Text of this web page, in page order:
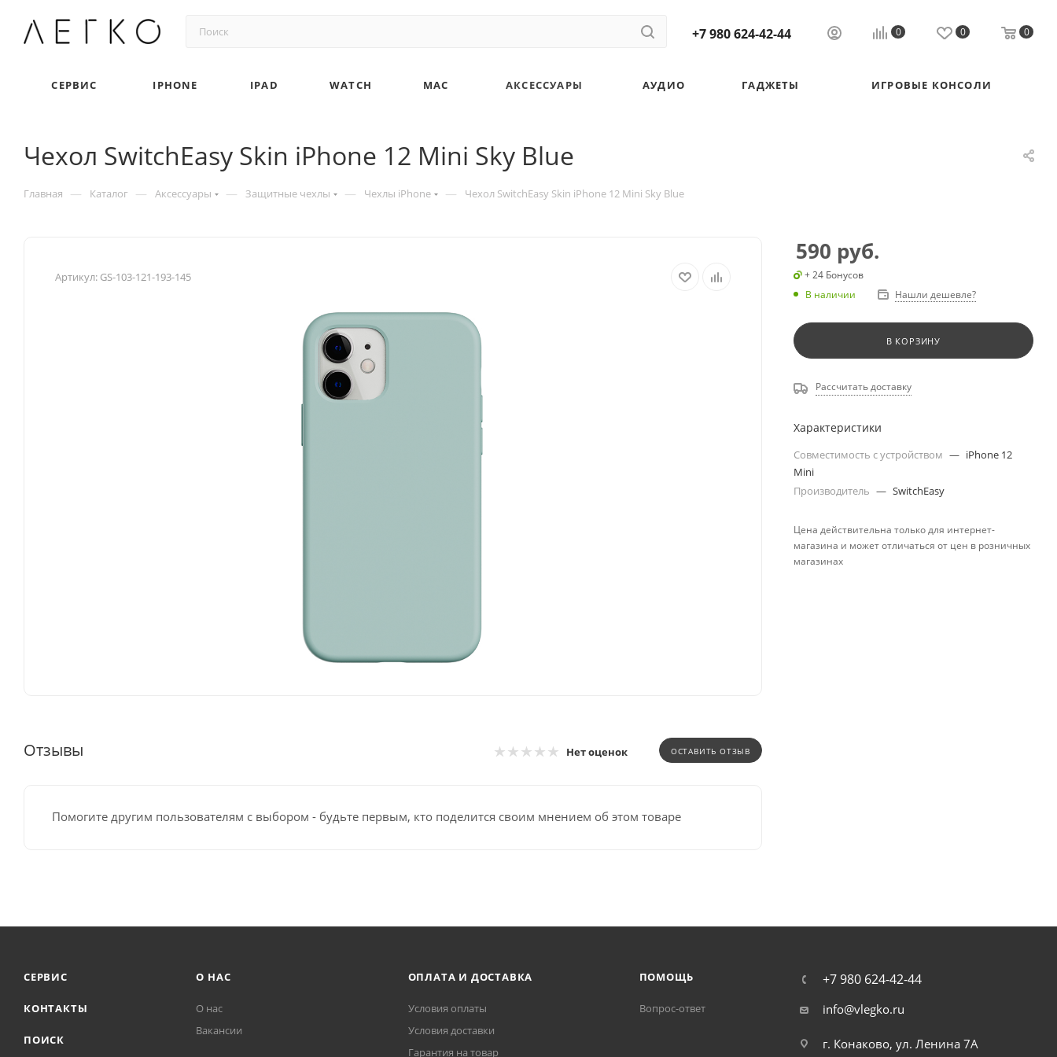
+7 980 624-42-44 0 0 0
СЕРВИС IPHONE IPAD WATCH MAC АКСЕССУАРЫ АУДИО ГАДЖЕТЫ ИГРОВЫЕ КОНСОЛИ
Чехол SwitchEasy Skin iPhone 12 Mini Sky Blue
Главная — Каталог — Аксессуары — Защитные чехлы — Чехлы iPhone — Чехол SwitchEasy Skin iPhone 12 Mini Sky Blue
Артикул: GS-103-121-193-145
Отзывы Нет оценок ОСТАВИТЬ ОТЗЫВ
Помогите другим пользователям с выбором - будьте первым, кто поделится своим мнением об этом товаре
590 руб.
+ 24 Бонусов
В наличии
Нашли дешевле?
В КОРЗИНУ
Рассчитать доставку
Характеристики
Совместимость с устройством — iPhone 12
Mini
Производитель — SwitchEasy
Цена действительна только для интернет-
магазина и может отличаться от цен в розничных
магазинах
СЕРВИС
КОНТАКТЫ
ПОИСК
О НАС
О нас
Вакансии
ОПЛАТА И ДОСТАВКА
Условия оплаты
Условия доставки
Гарантия на товар
ПОМОЩЬ
Вопрос-ответ
+7 980 624-42-44
info@vlegko.ru
г. Конаково, ул. Ленина 7А